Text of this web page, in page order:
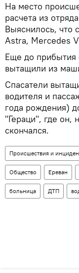
На место
расчета из
Выяснилось, что
Astra, Mercedes
Еще до прибытия
вытащили из
Спасатели
водителя и
года рождения)
"Гераци", где он,
скончался.
Происшествия и
Общество Ереван
больница ДТП